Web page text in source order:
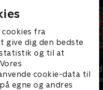
cookies fra
give dig den bedste
statistik og til at
cookie-data til
egne og andres
Værtens
TV-Shows • 1